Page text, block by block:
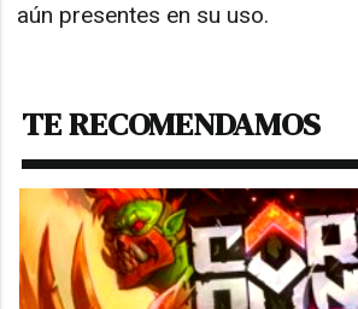
aún presentes en su uso.
TE RECOMENDAMOS